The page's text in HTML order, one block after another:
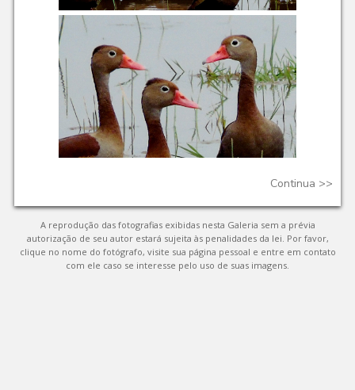
Continua >>
A reprodução das fotografias exibidas nesta Galeria sem a prévia
autorização de seu autor estará sujeita às penalidades da lei. Por favor,
clique no nome do fotógrafo, visite sua página pessoal e entre em contato
com ele caso se interesse pelo uso de suas imagens.